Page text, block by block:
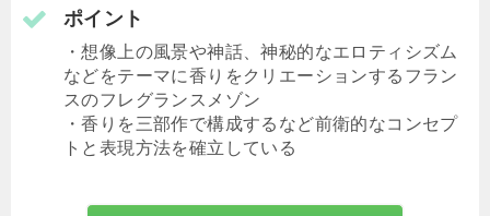
ポイント
・想像上の風景や神話、神秘的なエロティシズム
などをテーマに香りをクリエーションするフラン
スのフレグランスメゾン
・香りを三部作で構成するなど前衛的なコンセプ
トと表現方法を確立している